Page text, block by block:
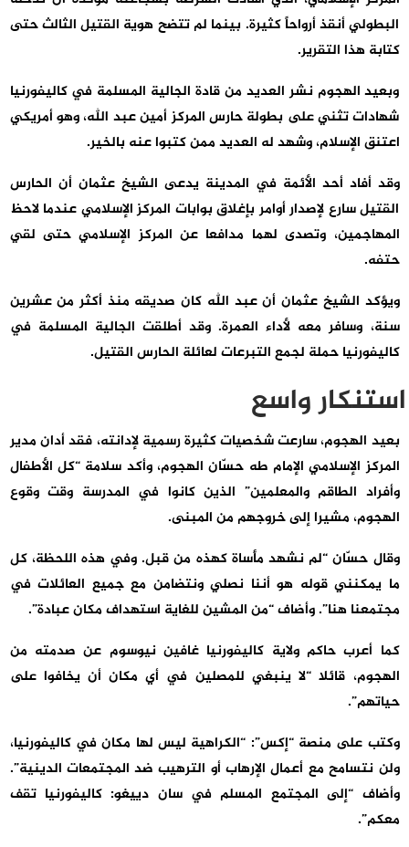
البطولي أنقذ أرواحاً كثيرة. بينما لم تتضح هوية القتيل الثالث حتى
كتابة هذا التقرير.
وبعيد الهجوم نشر العديد من قادة الجالية المسلمة في كاليفورنيا
شهادات تثني على بطولة حارس المركز أمين عبد الله، وهو أمريكي
اعتنق الإسلام، وشهد له العديد ممن كتبوا عنه بالخير.
وقد أفاد أحد الأئمة في المدينة يدعى الشيخ عثمان أن الحارس
القتيل سارع لإصدار أوامر بإغلاق بوابات المركز الإسلامي عندما لاحظ
المهاجمين، وتصدى لهما مدافعا عن المركز الإسلامي حتى لقي
حتفه.
ويؤكد الشيخ عثمان أن عبد الله كان صديقه منذ أكثر من عشرين
سنة، وسافر معه لأداء العمرة. وقد أطلقت الجالية المسلمة في
كاليفورنيا حملة لجمع التبرعات لعائلة الحارس القتيل.
استنكار واسع
بعيد الهجوم، سارعت شخصيات كثيرة رسمية لإدانته، فقد أدان مدير
المركز الإسلامي الإمام طه حسّان الهجوم، وأكد سلامة “كل الأطفال
وأفراد الطاقم والمعلمين” الذين كانوا في المدرسة وقت وقوع
الهجوم، مشيرا إلى خروجهم من المبنى.
وقال حسّان “لم نشهد مأساة كهذه من قبل. وفي هذه اللحظة، كل
ما يمكنني قوله هو أننا نصلي ونتضامن مع جميع العائلات في
مجتمعنا هنا”. وأضاف “من المشين للغاية استهداف مكان عبادة”.
كما أعرب حاكم ولاية كاليفورنيا غافين نيوسوم عن صدمته من
الهجوم، قائلا “لا ينبغي للمصلين في أي مكان أن يخافوا على
حياتهم”.
وكتب على منصة “إكس”: “الكراهية ليس لها مكان في كاليفورنيا،
ولن نتسامح مع أعمال الإرهاب أو الترهيب ضد المجتمعات الدينية”.
وأضاف “إلى المجتمع المسلم في سان دييغو: كاليفورنيا تقف
معكم”.